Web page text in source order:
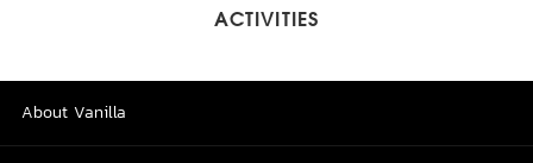
ACTIVITIES
About Vanilla